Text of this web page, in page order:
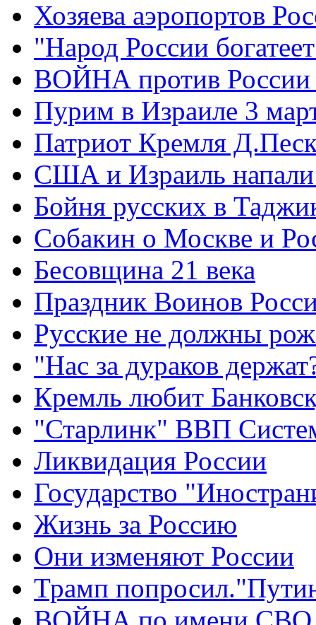
Хозяева аэропортов
"Народ России
ВОЙНА против России
Пурим в Израиле 3
Патриот Кремля
США и Израиль
Бойня русских в
Собакин о Москве и
Бесовщина 21 века
Праздник Воинов
Русские не должны
"Нас за дураков
Кремль любит
"Старлинк" ВВП
Ликвидация России
Государство
Жизнь за Россию
Они изменяют России
Трамп